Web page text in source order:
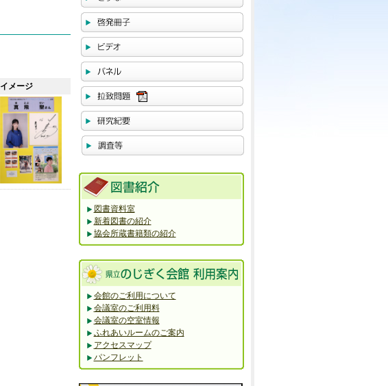
イメージ
図書資料室
新着図書の紹介
協会所蔵書籍類の紹介
会館のご利用について
会議室のご利用料
会議室の空室情報
ふれあいルームのご案内
アクセスマップ
パンフレット